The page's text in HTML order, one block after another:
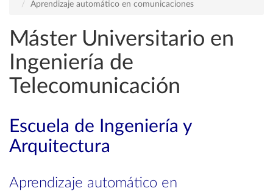
Aprendizaje automático en comunicaciones
Máster Universitario en
Ingeniería de
Telecomunicación
Escuela de Ingeniería y
Arquitectura
Aprendizaje automático en